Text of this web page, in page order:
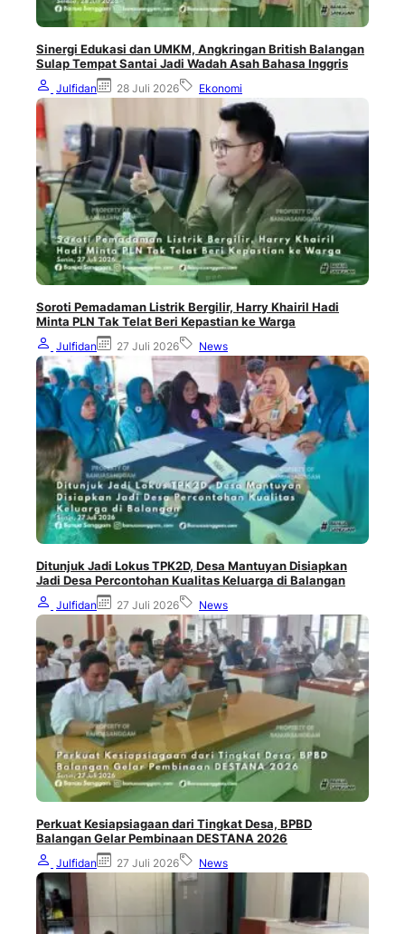
Sinergi Edukasi dan UMKM, Angkringan British Balangan
Sulap Tempat Santai Jadi Wadah Asah Bahasa Inggris
Julfidan 28 Juli 2026 Ekonomi
Soroti Pemadaman Listrik Bergilir, Harry Khairil Hadi
Minta PLN Tak Telat Beri Kepastian ke Warga
Julfidan 27 Juli 2026 News
Ditunjuk Jadi Lokus TPK2D, Desa Mantuyan Disiapkan
Jadi Desa Percontohan Kualitas Keluarga di Balangan
Julfidan 27 Juli 2026 News
Perkuat Kesiapsiagaan dari Tingkat Desa, BPBD
Balangan Gelar Pembinaan DESTANA 2026
Julfidan 27 Juli 2026 News